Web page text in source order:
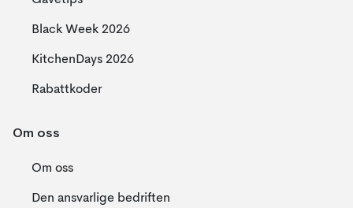
Black Week 2026
KitchenDays 2026
Rabattkoder
Om oss
Om oss
Den ansvarlige bedriften